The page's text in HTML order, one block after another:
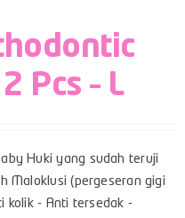
Pcs – L
Huki yang sudah teruji
Maloklusi (pergeseran gigi
kolik - Anti tersedak -